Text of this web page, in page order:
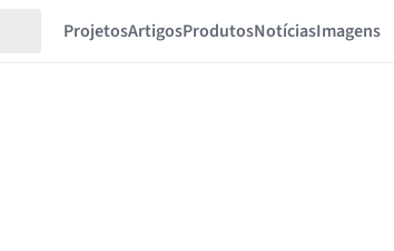
ProjetosArtigosProdutosNotíciasImagens